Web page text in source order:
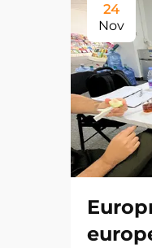
24
Nov